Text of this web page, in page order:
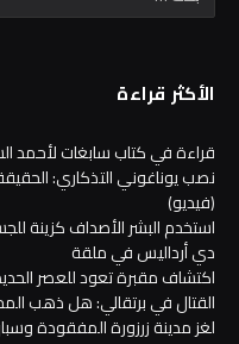
الأكثر قراءة
قراءة في كتاب سابغات لأحمد
نصب يوناغوني التذكاري:
(فيديو)
دي أرداليس في ملقة
اكتشاف مقبرة تعود للعصر الحديدي عمرها
القتال في برتقالي: هل ذهب
لغز مدينة زرزورة المفقودة